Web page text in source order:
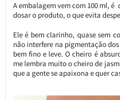
A embalagem vem com 100 ml, é
dosar o produto, o que evita
Ele é bem clarinho, quase sem
não interfere na pigmentação
bem fino e leve. O cheiro é
me lembra muito o cheiro de
que a gente se apaixona e quer